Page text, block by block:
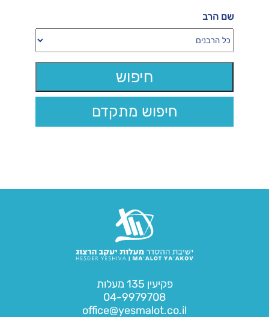
שם הרב
חיפוש מתקדם
פקיעין 135 מעלות
04-9979708
office@yesmalot.co.il